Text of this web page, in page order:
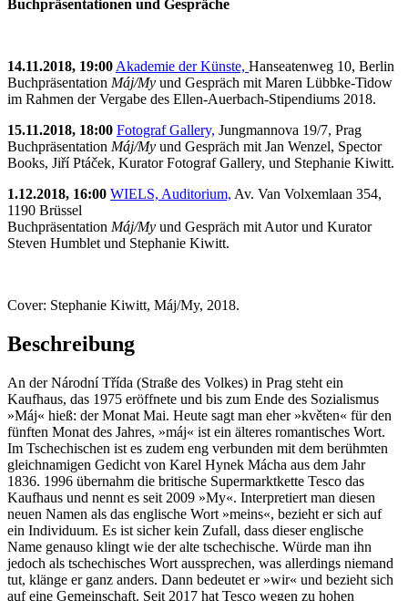
Buchpräsentationen und Gespräche
14.11.2018, 19:00 Akademie der Künste, Hanseatenweg 10, Berlin
Buchpräsentation Máj/My und Gespräch mit Maren Lübbke-Tidow
im Rahmen der Vergabe des Ellen-Auerbach-Stipendiums 2018.
15.11.2018, 18:00 Fotograf Gallery, Jungmannova 19/7, Prag
Buchpräsentation Máj/My und Gespräch mit Jan Wenzel, Spector
Books, Jiří Ptáček, Kurator Fotograf Gallery, und Stephanie Kiwitt.
1.12.2018, 16:00 WIELS, Auditorium, Av. Van Volxemlaan 354,
1190 Brüssel
Buchpräsentation Máj/My und Gespräch mit Autor und Kurator
Steven Humblet und Stephanie Kiwitt.
Cover: Stephanie Kiwitt, Máj/My, 2018.
Beschreibung
An der Národní Třída (Straße des Volkes) in Prag steht ein
Kaufhaus, das 1975 eröffnete und bis zum Ende des Sozialismus
»Máj« hieß: der Monat Mai. Heute sagt man eher »květen« für den
fünften Monat des Jahres, »máj« ist ein älteres romantisches Wort.
Im Tschechischen ist es zudem eng verbunden mit dem berühmten
gleichnamigen Gedicht von Karel Hynek Mácha aus dem Jahr
1836. 1996 übernahm die britische Supermarktkette Tesco das
Kaufhaus und nennt es seit 2009 »My«. Interpretiert man diesen
neuen Namen als das englische Wort »meins«, bezieht er sich auf
ein Individuum. Es ist sicher kein Zufall, dass dieser englische
Name genauso klingt wie der alte tschechische. Würde man ihn
jedoch als tschechisches Wort aussprechen, was allerdings niemand
tut, klänge er ganz anders. Dann bedeutet er »wir« und bezieht sich
auf eine Gemeinschaft. Seit 2017 hat Tesco wegen zu hohen